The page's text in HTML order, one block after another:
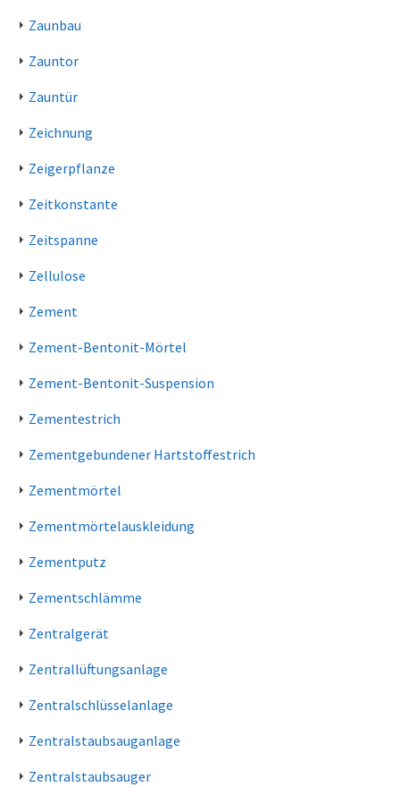
Zaunbau
Zauntor
Zauntür
Zeichnung
Zeigerpflanze
Zeitkonstante
Zeitspanne
Zellulose
Zement
Zement-Bentonit-Mörtel
Zement-Bentonit-Suspension
Zementestrich
Zementgebundener Hartstoffestrich
Zementmörtel
Zementmörtelauskleidung
Zementputz
Zementschlämme
Zentralgerät
Zentrallüftungsanlage
Zentralschlüsselanlage
Zentralstaubsauganlage
Zentralstaubsauger